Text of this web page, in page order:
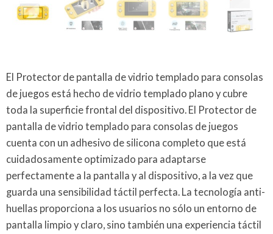
El Protector de pantalla de vidrio templado para consolas
de juegos está hecho de vidrio templado plano y cubre
toda la superficie frontal del dispositivo. El Protector de
pantalla de vidrio templado para consolas de juegos
cuenta con un adhesivo de silicona completo que está
cuidadosamente optimizado para adaptarse
perfectamente a la pantalla y al dispositivo, a la vez que
guarda una sensibilidad táctil perfecta. La tecnología anti-
huellas proporciona a los usuarios no sólo un entorno de
pantalla limpio y claro, sino también una experiencia táctil